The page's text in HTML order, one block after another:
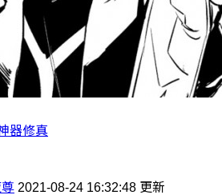
器修真
2021-08-24 16:32:48 更新